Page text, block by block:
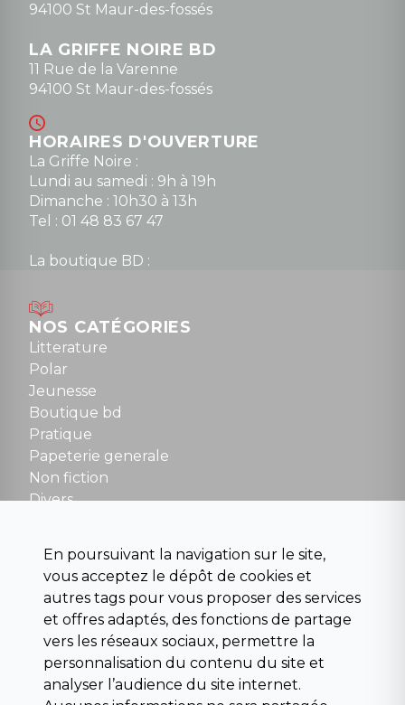
94100 St Maur-des-fossés
LA GRIFFE NOIRE BD
11 Rue de la Varenne
94100 St Maur-des-fossés
HORAIRES D'OUVERTURE
La Griffe Noire :
Lundi au samedi : 9h à 19h
Dimanche : 10h30 à 13h
Tel : 01 48 83 67 47
La boutique BD :
Mardi au samedi : 10h à 13h / 14h à 19h
Dimanche : 10h30 à 12h30
Tel : 01 48 89 13 88
Fermé le dimanche en Juillet et Août
NOUS CONTACTER
contact@la-griffe-noire.com
NOS CATÉGORIES
Litterature
Polar
Jeunesse
Boutique bd
Pratique
Papeterie generale
Non fiction
Divers
Para scolaire
Histoire
Pochoteque
Pleiade
En poursuivant la navigation sur le site,
vous acceptez le dépôt de cookies et
autres tags pour vous proposer des services
et offres adaptés, des fonctions de partage
vers les réseaux sociaux, permettre la
personnalisation du contenu du site et
analyser l’audience du site internet.